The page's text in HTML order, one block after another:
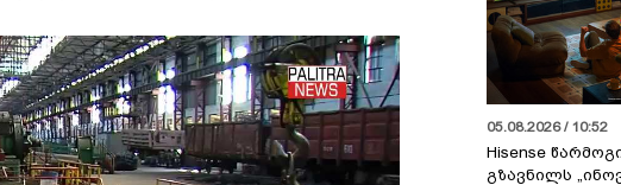
05.08.2026 / 10:52
Hisense
გზავნილს